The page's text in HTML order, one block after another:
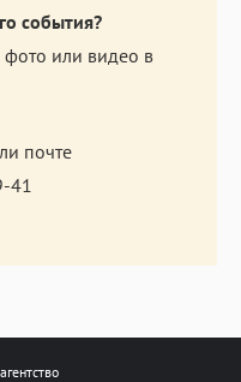
события?
фото или видео в
почте
41